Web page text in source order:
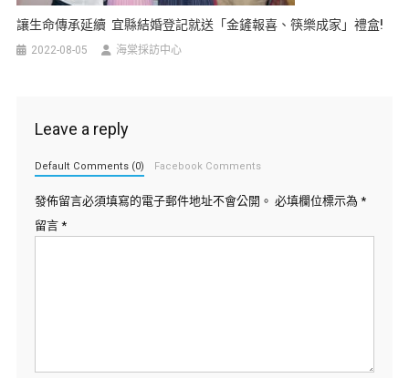
讓生命傳承延續 宜縣結婚登記就送「金鏟報喜、筷樂成家」禮盒!
2022-08-05 海棠採訪中心
Leave a reply
Default Comments (0) Facebook Comments
發佈留言必須填寫的電子郵件地址不會公開。 必填欄位標示為 *
留言 *